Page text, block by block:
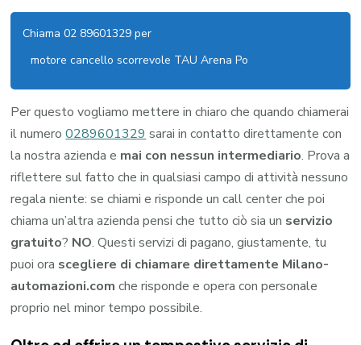
Chiama 02 89601329 per
motore cancello scorrevole TAU Arena Po
Per questo vogliamo mettere in chiaro che quando chiamerai
il numero0289601329 sarai in contatto direttamente con
la nostra azienda e mai con nessun intermediario. Prova a
riflettere sul fatto che in qualsiasi campo di attività nessuno
regala niente: se chiami e risponde un call center che poi
chiama un’altra azienda pensi che tutto ciò sia un servizio
gratuito? NO. Questi servizi di pagano, giustamente, tu
puoi ora scegliere di chiamare direttamente Milano-
automazioni.com che risponde e opera con personale
proprio nel minor tempo possibile.